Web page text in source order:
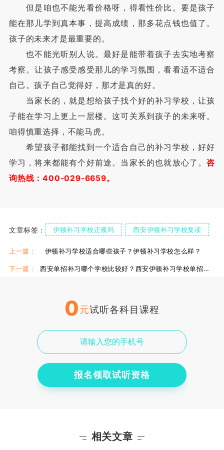
但是咱也不能光看价格呀，得看性价比。要是孩子
能在那儿学到真本事，提高成绩，那多花点钱也值了。
孩子的未来才是最重要的。
也不能光听别人说。最好是能带着孩子去实地考察
考察。让孩子感受感受那儿的学习氛围，看看适不适合
自己。孩子自己觉得好，那才是真的好。
当家长的，就是想给孩子找个好的补习学校，让孩
子能在学习上更上一层楼。这可关系到孩子的未来呀。
咱得慎重选择，不能马虎。
希望孩子都能找到一个适合自己的补习学校，好好
学习，将来都能有个好前途。当家长的也就放心了。 咨
询热线：400-029-6659。
文章标签： 伊顿补习学校正规吗 西安伊顿补习学校复读
西安伊顿补习学校校区
上一篇： 伊顿补习学校适合哪些孩子？伊顿补习学校怎么样？
下一篇： 西安单招补习哪个学校比较好？西安伊顿补习学校单招补习怎么样?
0元试听各科目课程
报名领取试听资格
相关文章